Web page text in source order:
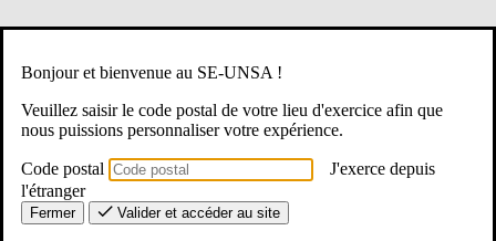
Bonjour et bienvenue au SE-UNSA !
Veuillez saisir le code postal de votre lieu d'exercice afin que
nous puissions personnaliser votre expérience.
Code postal
J'exerce depuis
l'étranger
Fermer Valider et accéder au site